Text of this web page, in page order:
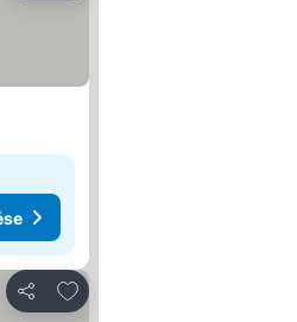
Megosztás
Hozzáadás a kedvencekhez